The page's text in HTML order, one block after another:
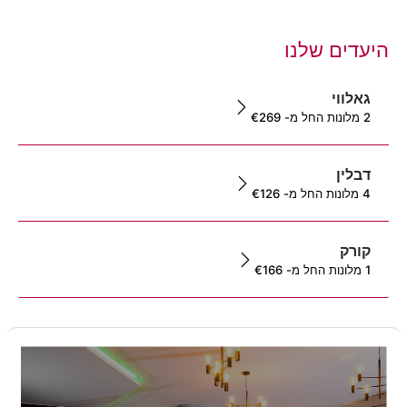
היעדים שלנו
גאלווי
2 מלונות החל מ- €269
דבלין
4 מלונות החל מ- €126
קורק
1 מלונות החל מ- €166